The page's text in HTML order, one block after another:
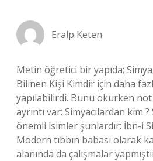
Eralp Keten
Metin öğretici bir yapıda;
Bilinen Kişi Kimdir için daha
yapılabilirdi. Bunu okurken not
ayrıntı var: Simyacılardan kim
önemli isimler şunlardır: İbn-i
Modern tıbbın babası olarak
alanında da çalışmalar